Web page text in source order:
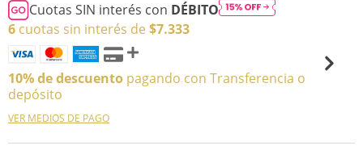
Cuotas SIN interés con DÉBITO
6 cuotas sin interés de $7.333
10% de descuento pagando con Transferencia o
depósito
VER MEDIOS DE PAGO